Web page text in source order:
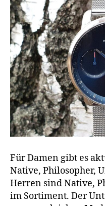
Für Damen gibt es
Native, Philosopher,
Herren sind Native,
im Sortiment. Der